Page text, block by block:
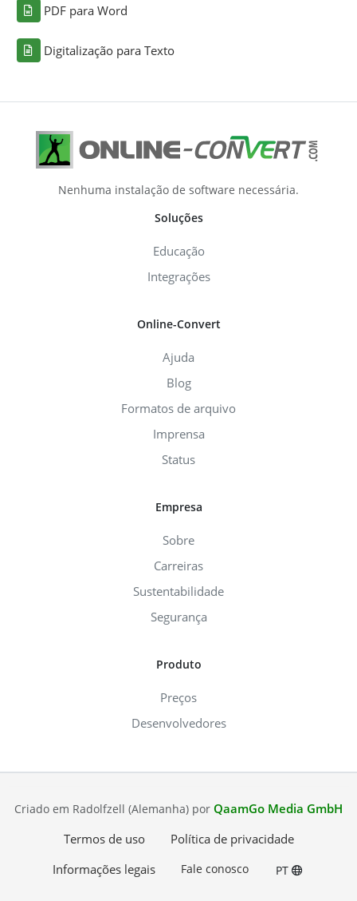
PDF para Word
Digitalização para Texto
Nenhuma instalação de software necessária.
Soluções
Educação
Integrações
Online-Convert
Ajuda
Blog
Formatos de arquivo
Imprensa
Status
Empresa
Sobre
Carreiras
Sustentabilidade
Segurança
Produto
Preços
Desenvolvedores
Criado em Radolfzell (Alemanha) por QaamGo Media GmbH
Termos de uso
Política de privacidade
Informações legais
Fale conosco PT